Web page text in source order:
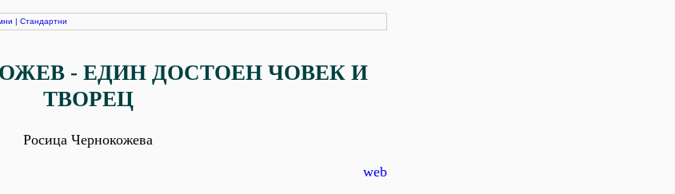
| Стандартни
- ЕДИН ДОСТОЕН ЧОВЕК И
ТВОРЕЦ
Росица Чернокожева
web